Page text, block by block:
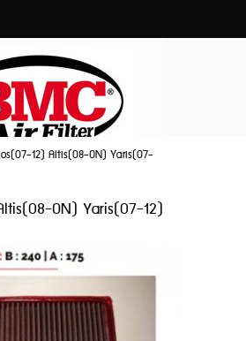
12) Altis(08-ON) Yaris(07-
ON) Yaris(07-12)